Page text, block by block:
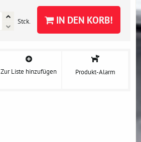
Stck. IN DEN KORB!
Zur Liste hinzufügen Produkt-Alarm